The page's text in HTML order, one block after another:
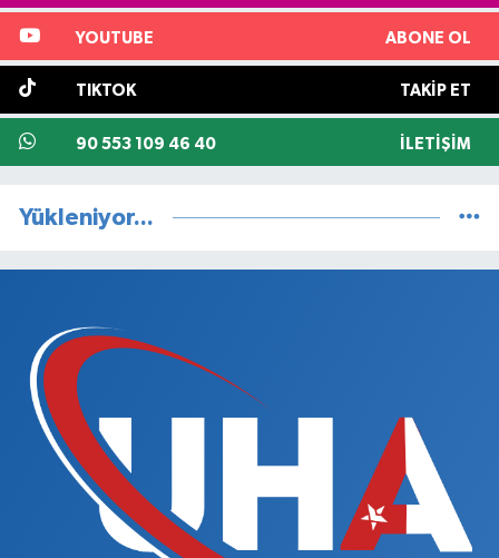
YOUTUBE ABONE OL
TIKTOK TAKIP ET
90 553 109 46 40 İLETIŞIM
Yükleniyor...